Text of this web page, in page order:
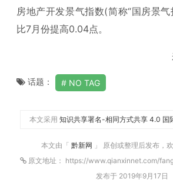
房地产开发景气指数(简称“国房景气
比7月份提高0.04点。
话题： NO TAG
本文采用 知识共享署名-相同方式共享 4.0 国
本文由「 黔新网 」 原创或整理后发布，
原文地址： https://www.qianxinnet.com/
发布于 2019年9月17日